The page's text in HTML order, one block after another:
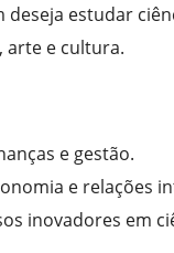
deseja estudar
arte e cultura.
e gestão.
e relações
inovadores em